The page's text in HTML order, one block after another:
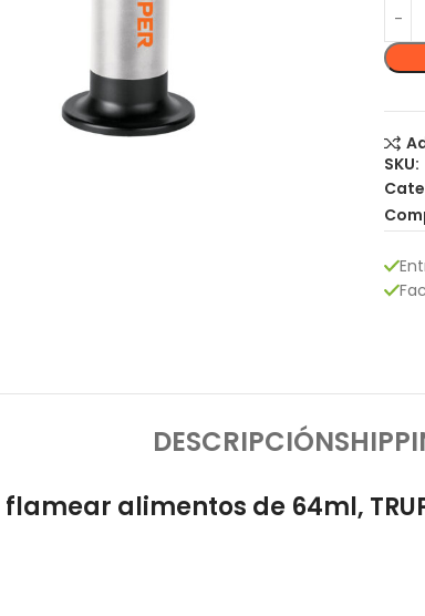
SKU:
DESCRIPCIÓN
alimentos de 64ml,